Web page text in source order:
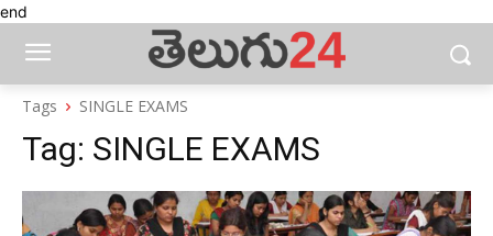
end
Tags SINGLE EXAMS
Tag: SINGLE EXAMS